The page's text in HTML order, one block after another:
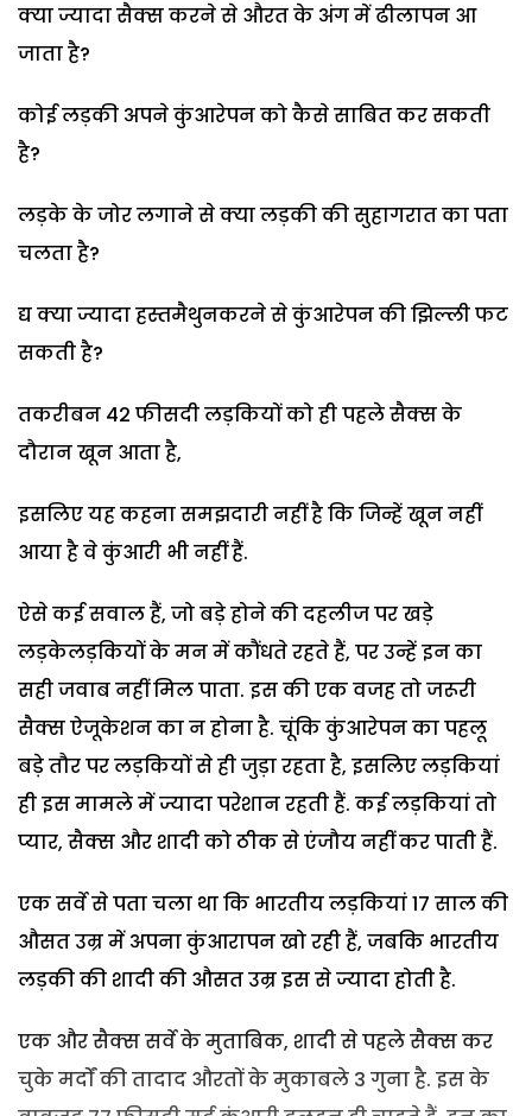
क्या ज्यादा सैक्स करने से औरत के अंग में ढीलापन आ
जाता है?
कोई लड़की अपने कुंआरेपन को कैसे साबित कर सकती
है?
लड़के के जोर लगाने से क्या लड़की की सुहागरात का पता
चलता है?
द्य क्या ज्यादा हस्तमैथुनकरने से कुंआरेपन की झिल्ली फट
सकती है?
तकरीबन 42 फीसदी लड़कियों को ही पहले सैक्स के
दौरान खून आता है,
इसलिए यह कहना समझदारी नहीं है कि जिन्हें खून नहीं
आया है वे कुंआरी भी नहीं हैं.
ऐसे कई सवाल हैं, जो बड़े होने की दहलीज पर खड़े
लड़केलड़कियों के मन में कौंधते रहते हैं, पर उन्हें इन का
सही जवाब नहीं मिल पाता. इस की एक वजह तो जरूरी
सैक्स ऐजूकेशन का न होना है. चूंकि कुंआरेपन का पहलू
बड़े तौर पर लड़कियों से ही जुड़ा रहता है, इसलिए लड़कियां
ही इस मामले में ज्यादा परेशान रहती हैं. कई लड़कियां तो
प्यार, सैक्स और शादी को ठीक से एंजौय नहीं कर पाती हैं.
एक सर्वे से पता चला था कि भारतीय लड़कियां 17 साल की
औसत उम्र में अपना कुंआरापन खो रही हैं, जबकि भारतीय
लड़की की शादी की औसत उम्र इस से ज्यादा होती है.
एक और सैक्स सर्वे के मुताबिक, शादी से पहले सैक्स कर
चुके मर्दों की तादाद औरतों के मुकाबले 3 गुना है. इस के